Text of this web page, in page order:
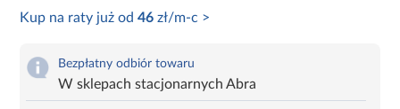
Kup na raty już od46 zł/m-c >
Bezpłatny odbiór towaru
W sklepach stacjonarnych Abra